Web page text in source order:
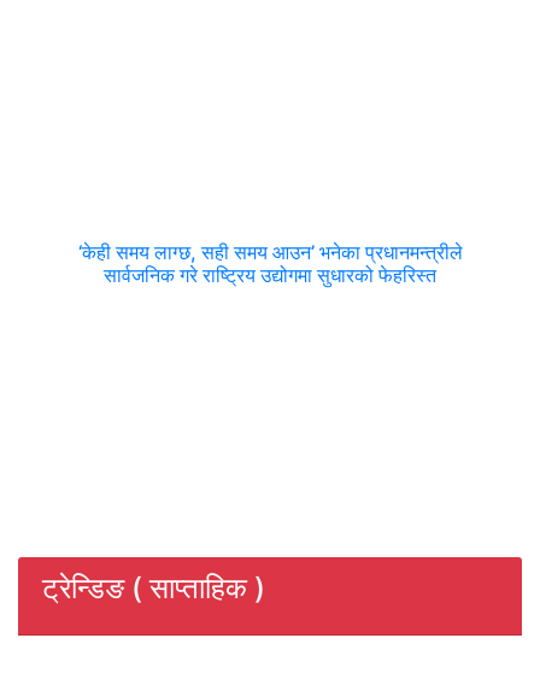
‘केही समय लाग्छ, सही समय आउन’ भनेका प्रधानमन्त्रीले
सार्वजनिक गरे राष्ट्रिय उद्योगमा सुधारको फेहरिस्त
ट्रेन्डिङ ( साप्ताहिक )